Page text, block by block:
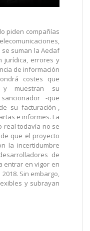
piden compañías
suman la Aedaf
jurídica, errores y
de información
costes que
y muestran su
-que
su facturación-,
e informes. La
real todavía no se
que el proyecto
la incertidumbre
de
entrar en vigor en
Sin embargo,
y subrayan